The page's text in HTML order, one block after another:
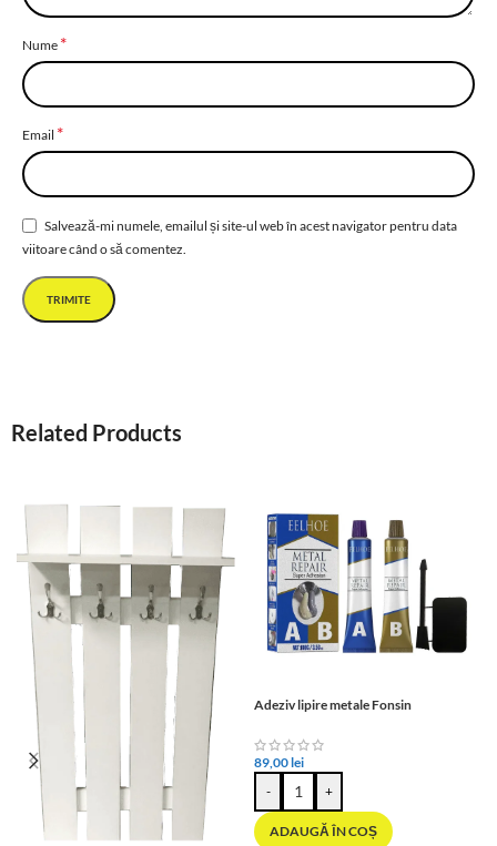
Nume *
Email *
Salvează-mi numele, emailul și site-ul web în acest navigator pentru data
viitoare când o să comentez.
Related Products
Adeziv lipire metale Fonsin
89,00lei
-
+
ADAUGĂ ÎN COȘ